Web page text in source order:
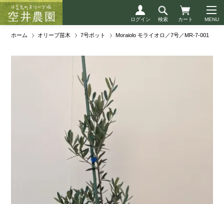
ログイン 検索 カート
ホーム オリーブ苗木 7号ポット Moraiolo モライオロ／7号／MR-7-001